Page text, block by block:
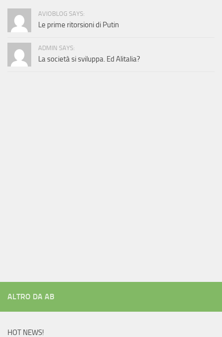
AVIOBLOG SAYS:
Le prime ritorsioni di Putin
ADMIN SAYS:
La società si sviluppa. Ed Alitalia?
ALTRO DA AB
HOT NEWS!